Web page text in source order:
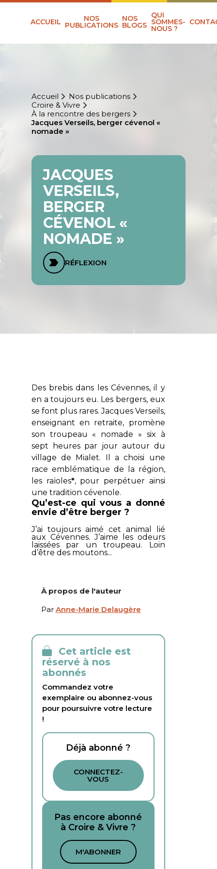
ACCUEIL NOS
PUBLICATIONS
NOS
BLOGS
QUI
SOMMES-
NOUS ?
Accueil
Nos publications
Croire & Vivre
À la rencontre des bergers
Jacques Verseils, berger cévenol «
nomade »
JACQUES
VERSEILS,
BERGER
CÉVENOL «
NOMADE »
RÉFLEXION
Des brebis dans les Cévennes, il y
en a toujours eu. Les bergers, eux
se font plus rares. Jacques Verseils,
enseignant en retraite, promène
son troupeau « nomade » six à
sept heures par jour autour du
village de Mialet. Il a choisi une
race emblématique de la région,
les raïoles*, pour perpétuer ainsi
une tradition cévenole.
Qu’est-ce qui vous a donné
envie d’être berger ?
J’ai toujours aimé cet animal lié
aux Cévennes. J’aime les odeurs
laissées par un troupeau. Loin
d’être des moutons...
À propos de l'auteur
Par Anne-Marie Delaugère
Cet article est
réservé à nos
abonnés
Commandez votre
exemplaire ou abonnez-vous
pour poursuivre votre lecture
!
Déjà abonné ?
CONNECTEZ-
VOUS
Pas encore abonné
à Croire & Vivre ?
M'ABONNER